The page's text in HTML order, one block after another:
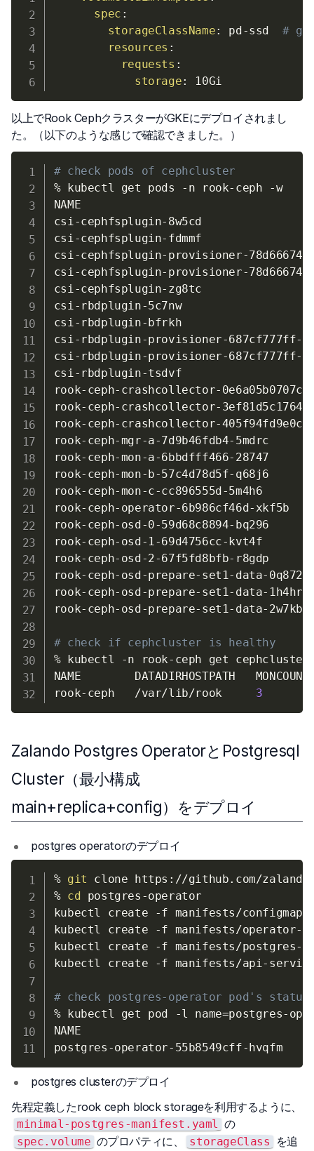
spec :
storageClassName: pd -ssd # gp2
resources :
requests :
storage:
以上でRook CephクラスターがGKEにデプロイされまし
た。（以下のような感じで確認できました。）
# check pods of cephcluster
% kubectl get pods -n rook-ceph
-w
NAME
csi-
csi-
csi-cephfsplugin-
csi-cephfsplugin-
csi-
csi-
csi-
csi-rbdplugin-
csi-rbdplugin-
csi-
rook-ceph-crashcollector-
rook-ceph-crashcollector-
rook-ceph-crashcollector-
rook-ceph-mgr-a-
rook-ceph-mon-a-
rook-ceph-mon-b-
rook-ceph-mon-c-
rook-ceph-operator-
rook-ceph-osd-0-
rook-ceph-osd-1-
rook-ceph-osd-2-
rook-ceph-osd-prepare-
rook-ceph-osd-prepare-
rook-ceph-osd-prepare-
# check if cephcluster is healthy
% kubectl
-n rook-ceph get cephcluster
NAME        DATADIRHOSTPATH
rook-ceph   /var/lib/rook 3
Zalando Postgres OperatorとPostgresql
Cluster（最小構成
main+replica+config）をデプロイ
postgres operatorのデプロイ
% git clone https://github.com/
% cd
postgres-operator
kubectl create
-f manifests/
kubectl create
-f manifests/operator-
kubectl create
-f manifests/postgres-
kubectl create
-f manifests/api-
# check postgres-operator pod's status
% kubectl get pod
-l name=postgres-
NAME
postgres-operator-55b8549cff-hvqfm
postgres clusterのデプロイ
先程定義したrook ceph block storageを利用するように、
minimal-postgres-manifest.yaml の
spec.volume のプロパティに、 storageClass
を追